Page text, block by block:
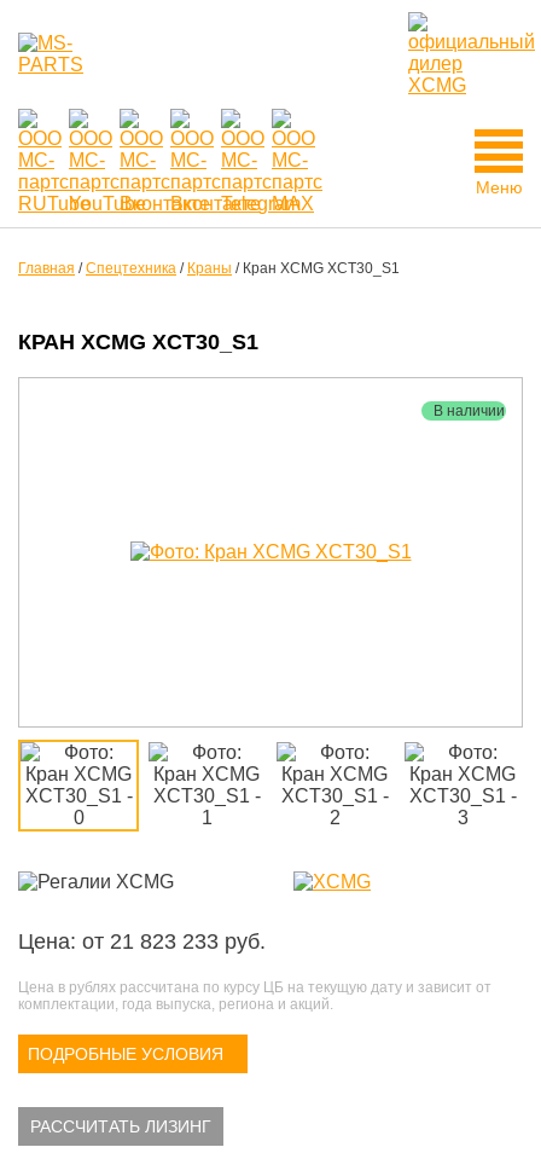
Меню
Главная /Спецтехника / Краны / Кран XCMG XCT30_S1
КРАН XCMG XCT30_S1
В наличии
Цена: от 21 823 233 руб.
Цена в рублях рассчитана по курсу ЦБ на текущую дату и зависит от
комплектации, года выпуска, региона и акций.
ПОДРОБНЫЕ УСЛОВИЯ
РАССЧИТАТЬ ЛИЗИНГ